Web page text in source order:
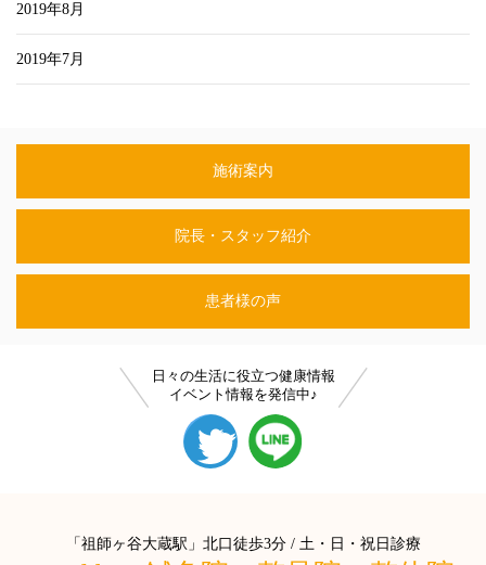
2019年8月
2019年7月
施術案内
院長・スタッフ紹介
患者様の声
日々の生活に役立つ健康情報
イベント情報を発信中♪
「祖師ヶ谷大蔵駅」北口徒歩3分 / 土・日・祝日診療